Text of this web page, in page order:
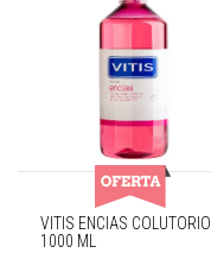
VITIS ENCIAS COLUTORIO
1000 ML